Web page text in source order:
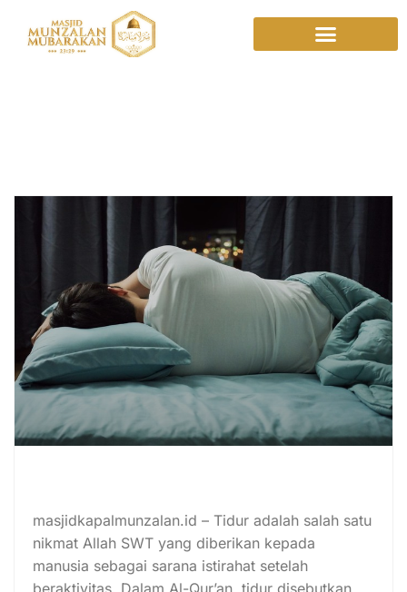
Posisi tidur yang
dianjurkan
masjidkapalmunzalan.id – Tidur adalah salah satu
nikmat Allah SWT yang diberikan kepada
manusia sebagai sarana istirahat setelah
beraktivitas. Dalam Al-Qur’an, tidur disebutkan